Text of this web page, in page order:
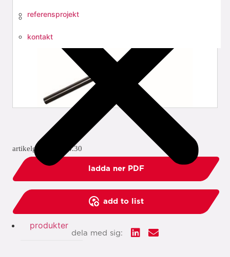
Fast Fix support rail calculation
referensprojekt
kontakt
produkter
artikelgrupp: 1934.30
ladda ner PDF
add to list
dela med sig: